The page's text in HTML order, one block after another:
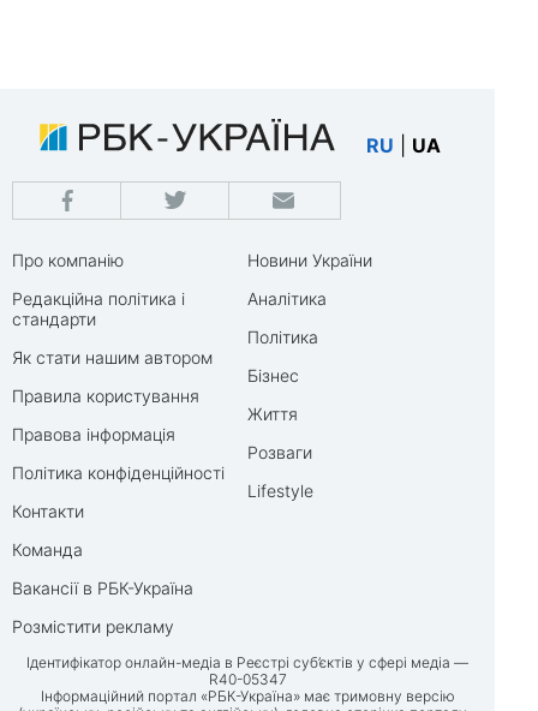
RU UA
Про компанію
Редакційна політика і
стандарти
Як стати нашим автором
Правила користування
Правова інформація
Політика конфіденційності
Контакти
Команда
Вакансії в РБК-Україна
Розмістити рекламу
Новини України
Аналітика
Політика
Бізнес
Життя
Розваги
Lifestyle
Ідентифікатор онлайн-медіа в Реєстрі суб’єктів у сфері медіа —
R40-05347
Інформаційний портал «РБК-Україна» має тримовну версію